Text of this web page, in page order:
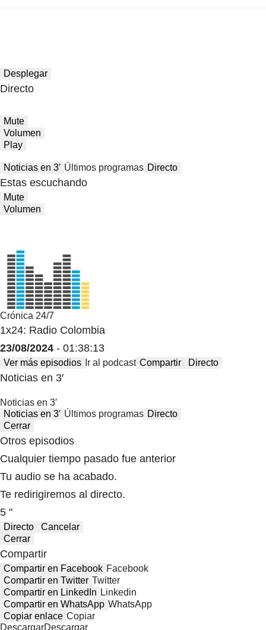
Desplegar
Directo
Mute
Volumen
Play
Noticias en 3′ Últimos programas Directo
Estas escuchando
Mute
Volumen
Crónica 24/7
1x24: Radio Colombia
23/08/2024 - 01:38:13
Ver más episodios Ir al podcast Compartir Directo
Noticias en 3′
Noticias en 3′
Noticias en 3′ Últimos programas Directo
Cerrar
Otros episodios
Cualquier tiempo pasado fue anterior
Tu audio se ha acabado.
Te redirigiremos al directo.
5 "
Directo
Cancelar
Cerrar
Compartir
Compartir en Facebook Facebook
Compartir en Twitter Twitter
Compartir en LinkedIn Linkedin
Compartir en WhatsApp WhatsApp
Copiar enlace Copiar
DescargarDescargar